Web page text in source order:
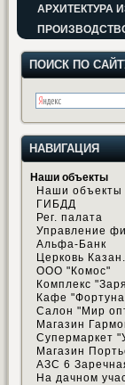
АРХИТЕКТУРА
ПОИСК ПО
НАВИГАЦИЯ
Наши объекты
Наши объекты
ГИБДД
Рег. палата
Управление
Альфа-Банк
Церковь
ООО "Комос"
Комплекс
Кафе
Салон "Мир
Магазин
Супермаркет
Магазин
АЗС 6
На дачном